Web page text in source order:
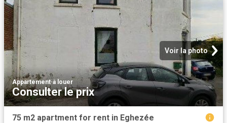
Voir la photo
Appartement·à louer
Consulter le prix
75 m2 apartment for rent in Eghezée